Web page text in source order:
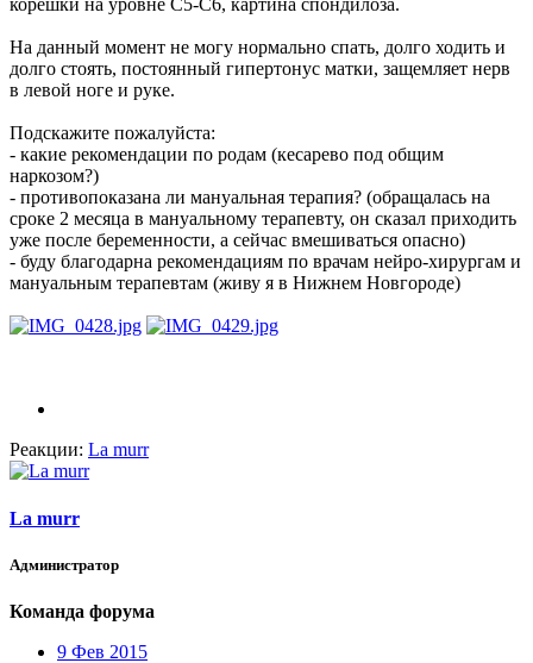
корешки на уровне С5-С6, картина спондилоза.
На данный момент не могу нормально спать, долго ходить и
долго стоять, постоянный гипертонус матки, защемляет нерв
в левой ноге и руке.
Подскажите пожалуйста:
- какие рекомендации по родам (кесарево под общим
наркозом?)
- противопоказана ли мануальная терапия? (обращалась на
сроке 2 месяца в мануальному терапевту, он сказал приходить
уже после беременности, а сейчас вмешиваться опасно)
- буду благодарна рекомендациям по врачам нейро-хирургам и
мануальным терапевтам (живу я в Нижнем Новгороде)
Реакции: La murr
La murr
Администратор
Команда форума
9 Фев 2015